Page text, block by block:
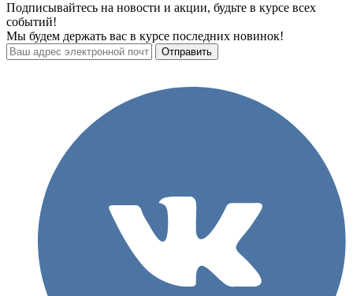
Подписывайтесь на новости и акции, будьте в курсе всех
событий!
Мы будем держать вас в курсе последних новинок!